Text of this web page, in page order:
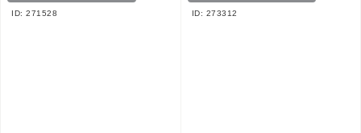
ID: 271528 ID: 273312